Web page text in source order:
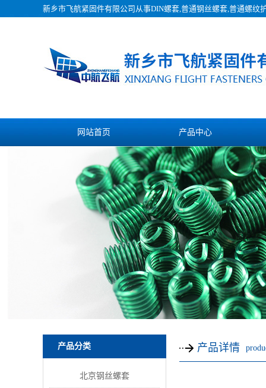
新乡市飞航紧固件有限公司从事DIN螺套,普通钢丝螺套,普通螺纹
网站首页 产品中心
产品分类
北京钢丝螺套
产品详情